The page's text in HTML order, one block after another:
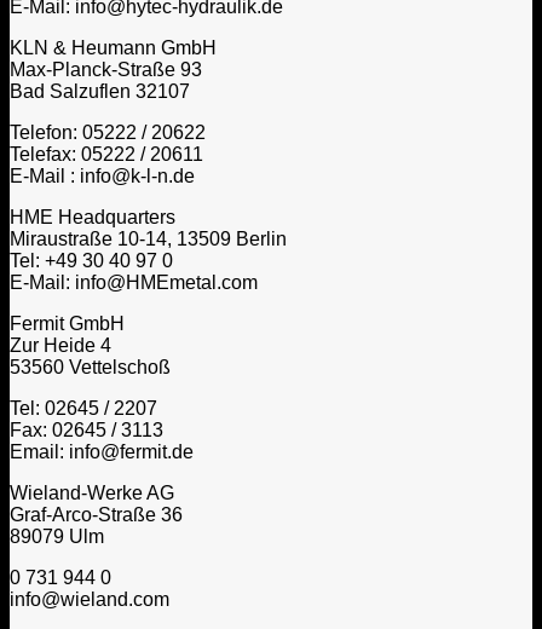
E-Mail: info@hytec-hydraulik.de
KLN & Heumann GmbH
Max-Planck-Straße 93
Bad Salzuflen 32107
Telefon: 05222 / 20622
Telefax: 05222 / 20611
E-Mail : info@k-l-n.de
HME Headquarters
Miraustraße 10-14, 13509 Berlin
Tel: +49 30 40 97 0
E-Mail: info@HMEmetal.com
Fermit GmbH
Zur Heide 4
53560 Vettelschoß
Tel: 02645 / 2207
Fax: 02645 / 3113
Email: info@fermit.de
Wieland-Werke AG
Graf-Arco-Straße 36
89079 Ulm
0 731 944 0
info@wieland.com